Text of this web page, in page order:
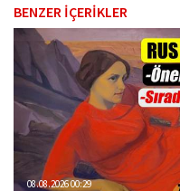
BENZER İÇERİKLER
08.08.2026 00:29